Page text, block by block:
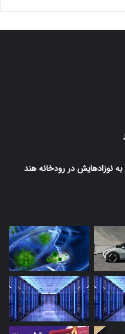
نوزادهایش در رودخانه هند